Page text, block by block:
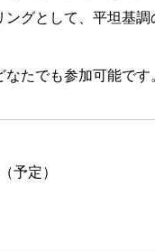
グとして、平坦基
たでも参加可能です
予定）